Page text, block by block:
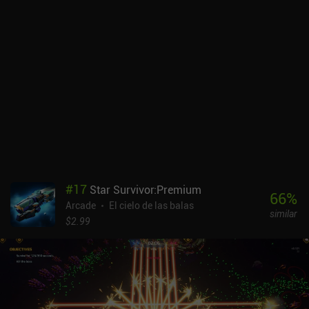
Ascender ofrece una experiencia sencilla pero atractiva, sin toda la
palabrería que se encuentra en tantos otros juegos.
#17 Star Survivor:Premium
Arcade
El cielo de las balas
$2.99
66%
similar